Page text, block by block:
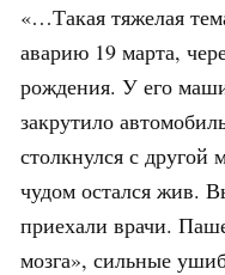
«…Такая тяжелая
аварию 19 марта,
рождения. У его
закрутило
столкнулся с
чудом остался жив.
приехали врачи.
мозга», сильные